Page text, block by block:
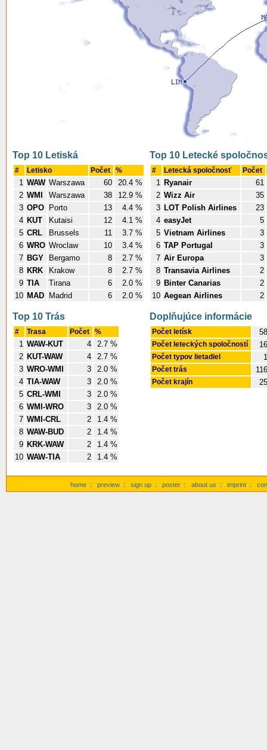
Top 10 Letiská
# Letisko Počet %
1 WAW Warszawa 60
20.4 %
2 WMI Warszawa 38
12.9 %
3 OPO Porto 13
4.4 %
4 KUT Kutaisi 12
4.1 %
5 CRL Brussels 11
3.7 %
6 WRO Wroclaw 10
3.4 %
7 BGY Bergamo 8
2.7 %
8 KRK Krakow 8
2.7 %
9 TIA Tirana 6
2.0 %
10 MAD Madrid 6 2.0 %
Top 10 Letecké
# Letecká spoločnosť Počet
1 Ryanair
61
2 Wizz Air
35
3 LOT Polish Airlines
23
4 easyJet
5
5 Vietnam Airlines
3
6 TAP Portugal
3
7 Air Europa
3
8 Transavia Airlines
2
9 Binter Canarias
2
10 Aegean Airlines 2
Top 10 Trás
# Trasa Počet %
1 WAW-KUT 4
2.7 %
2 KUT-WAW 4
2.7 %
3 WRO-WMI 3
2.0 %
4 TIA-WAW 3
2.0 %
5 CRL-WMI 3
2.0 %
6 WMI-WRO 3
2.0 %
7 WMI-CRL 2
1.4 %
8 WAW-BUD 2
1.4 %
9 KRK-WAW 2
1.4 %
10 WAW-TIA 2 1.4 %
Doplňujúce informácie
Počet letísk 58
Počet leteckých spoločností 16
Počet typov lietadiel 1
Počet trás 116
Počet krajín 25
home : preview : sign up : poster : about us : imprint :